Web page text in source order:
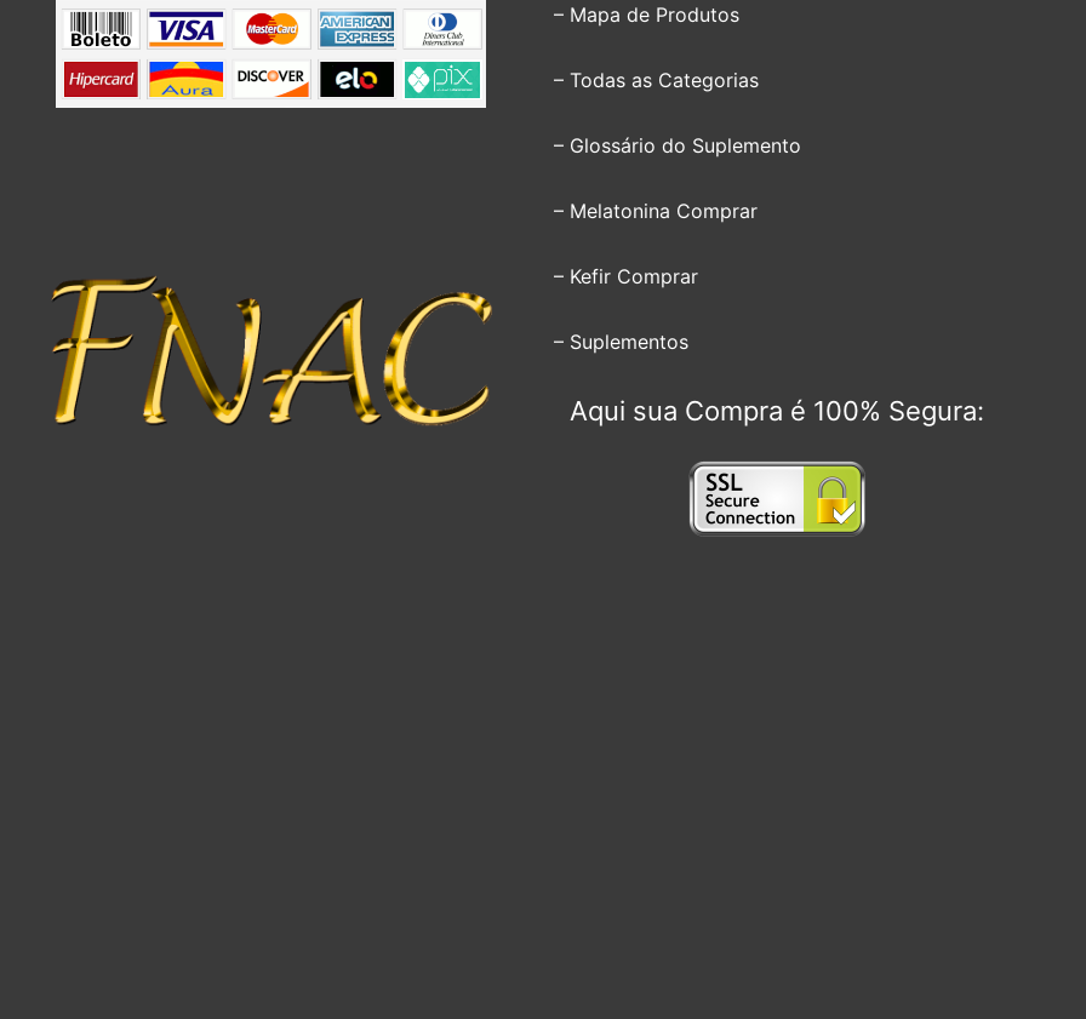
– Mapa de Produtos
– Todas as Categorias
– Glossário do Suplemento
– Melatonina Comprar
– Kefir Comprar
– Suplementos
Aqui sua Compra é 100% Segura: